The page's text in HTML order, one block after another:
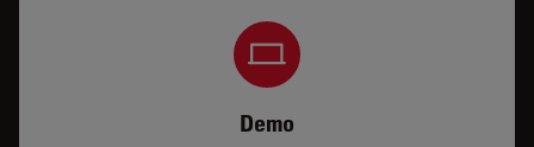
Demo